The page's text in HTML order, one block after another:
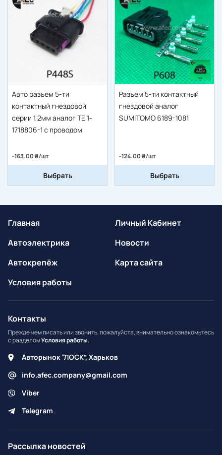
Авто разъем 5-ти
контактный гнездовой
серии 1,2мм аналог TE 1-
1718806-1 с проводом
-163.00 ₴/шт
Выбрать
Разъем 5-ти контактный
гнездовой аналог
SUMITOMO 6189-1081
-124.00 ₴/шт
Выбрать
Главная
Автоэлектрика
Автокрепёж
Условия работы
Личный Кабинет
Новости
Карта сайта
Контакты
Прежде чем писать или звонить, пожалуйста, внимательно ознакомьтесь
с разделомУсловия работы.
Авторынок “ЛОСК”, Харьков
info.afec.company@gmail.com
Viber
Telegram
Рассылка новостей